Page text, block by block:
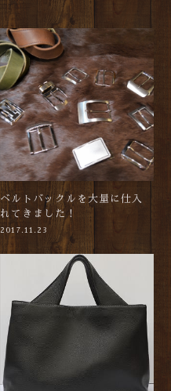
ベルトバックルを大量に仕入
れてきました！
2017.11.23